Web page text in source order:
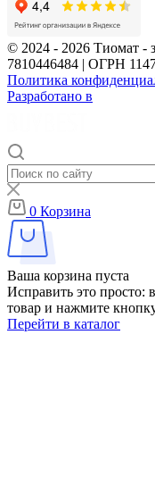
© 2024 - 2026 Тиомат -
7810446484 | ОГРН
Политика
Разработано в
0 Корзина
Ваша корзина пуста
Исправить это просто:
товар и нажмите
Перейти в каталог